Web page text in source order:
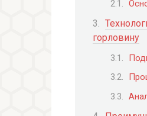
горловину